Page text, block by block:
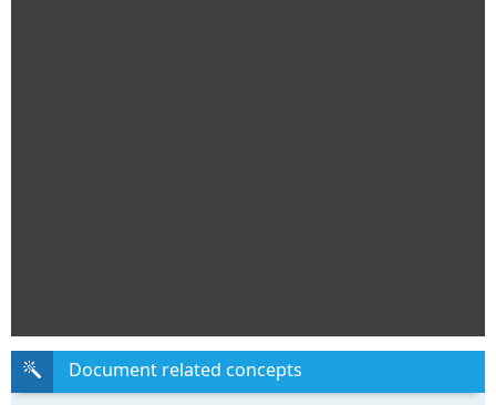
Document related concepts